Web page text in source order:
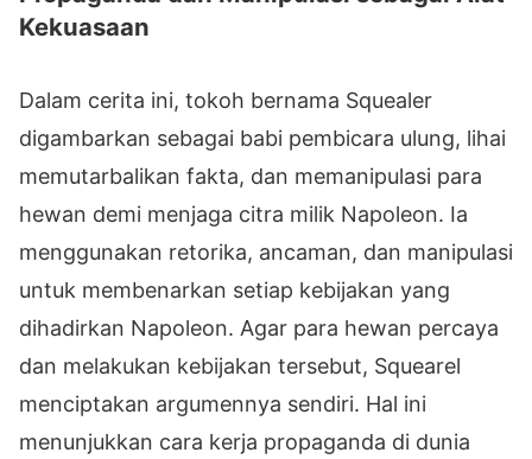
Kekuasaan
Dalam cerita ini, tokoh bernama Squealer
digambarkan sebagai babi pembicara ulung, lihai
memutarbalikan fakta, dan memanipulasi para
hewan demi menjaga citra milik Napoleon. Ia
menggunakan retorika, ancaman, dan manipulasi
untuk membenarkan setiap kebijakan yang
dihadirkan Napoleon. Agar para hewan percaya
dan melakukan kebijakan tersebut, Squearel
menciptakan argumennya sendiri. Hal ini
menunjukkan cara kerja propaganda di dunia